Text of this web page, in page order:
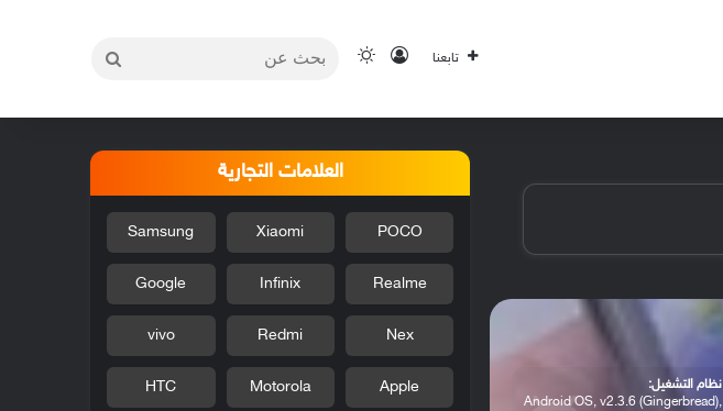
تابعنا تسجيل الدخول
الوضع المظلم
نظام التشغيل:
Android OS, v2.3.6 (Gingerbread),
العلامات التجارية
POCO
Xiaomi
Samsung
Realme
Infinix
Google
Nex
Redmi
vivo
Apple
Motorola
HTC